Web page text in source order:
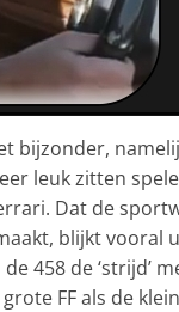
bijzonder,
leuk zitten
Dat de
blijkt vooral
458 de ‘strijd’
FF als de